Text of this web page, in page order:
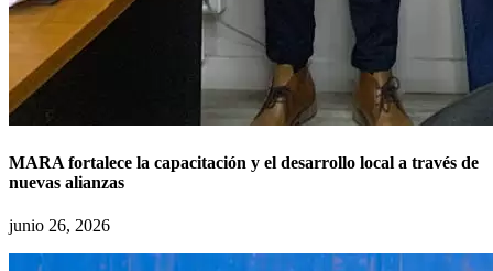
MARA fortalece la capacitación y el desarrollo local a través de
nuevas alianzas
junio 26, 2026